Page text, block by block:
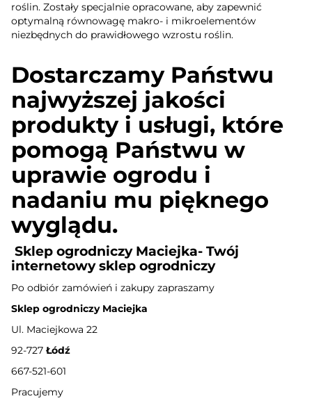
roślin. Zostały specjalnie opracowane, aby zapewnić
optymalną równowagę makro- i mikroelementów
niezbędnych do prawidłowego wzrostu roślin.
Dostarczamy Państwu
najwyższej jakości
produkty i usługi, które
pomogą Państwu w
uprawie ogrodu i
nadaniu mu pięknego
wyglądu.
Sklep ogrodniczy Maciejka- Twój
internetowy sklep ogrodniczy
Po odbiór zamówień i zakupy zapraszamy
Sklep ogrodniczy Maciejka
Ul. Maciejkowa 22
92-727Łódź
667-521-601
Pracujemy